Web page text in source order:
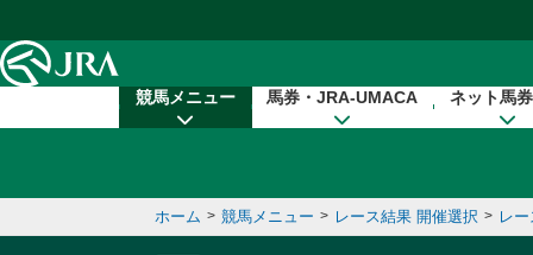
競馬メニュー 馬券・JRA-UMACA ネット馬
ホーム > 競馬メニュー > レース結果 開催選択 > レ